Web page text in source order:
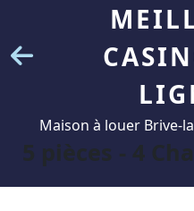
Maison à louer Brive-
5 pièces - 4